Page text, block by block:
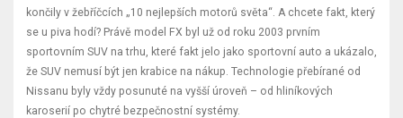
končily v žebříčcích „10 nejlepších motorů světa“. A chcete fakt, který
se u piva hodí? Právě model FX byl už od roku 2003 prvním
sportovním SUV na trhu, které fakt jelo jako sportovní auto a ukázalo,
že SUV nemusí být jen krabice na nákup. Technologie přebírané od
Nissanu byly vždy posunuté na vyšší úroveň – od hliníkových
karoserií po chytré bezpečnostní systémy.